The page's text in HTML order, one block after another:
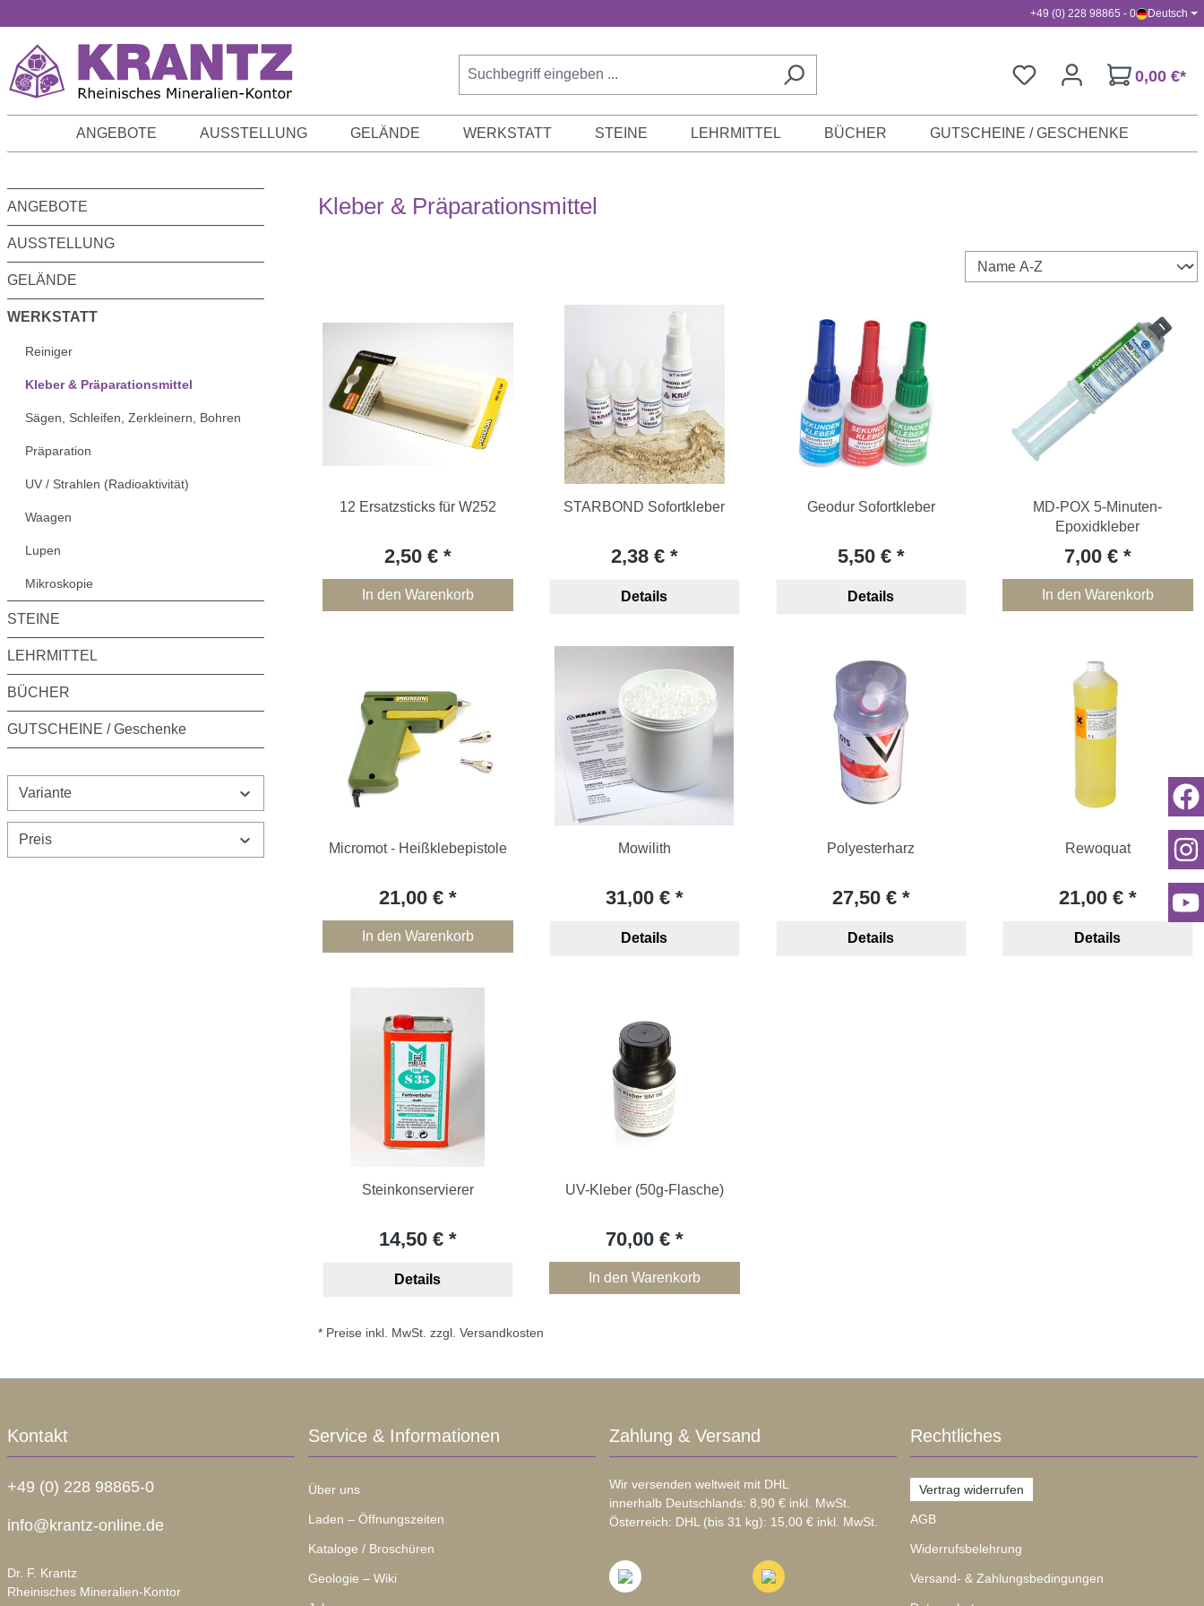
+49 (0) 228 98865 - 0 Deutsch
0,00 €*
ANGEBOTE AUSSTELLUNG GELÄNDE WERKSTATT STEINE LEHRMITTEL BÜCHER GUTSCHEINE / GESCHENKE
ANGEBOTE
AUSSTELLUNG
GELÄNDE
WERKSTATT
Reiniger
Kleber & Präparationsmittel
Sägen, Schleifen, Zerkleinern, Bohren
Präparation
UV / Strahlen (Radioaktivität)
Waagen
Lupen
Mikroskopie
STEINE
LEHRMITTEL
BÜCHER
GUTSCHEINE / Geschenke
Variante
Preis
Kleber & Präparationsmittel
12 Ersatzsticks für W252
2,50 €
In den Warenkorb
STARBOND Sofortkleber
2,38 €
Details
Geodur Sofortkleber
5,50 €
Details
MD-POX 5-Minuten-
Epoxidkleber
7,00 €
In den Warenkorb
Micromot - Heißklebepistole
21,00 €
In den Warenkorb
Mowilith
31,00 €
Details
Polyesterharz
27,50 €
Details
Rewoquat
21,00 €
Details
Steinkonservierer
14,50 €
Details
UV-Kleber (50g-Flasche)
70,00 €
In den Warenkorb
* Preise inkl. MwSt. zzgl. Versandkosten
Kontakt
+49 (0) 228 98865-0
info@krantz-online.de
Dr. F. Krantz
Rheinisches Mineralien-Kontor
Service & Informationen
Über uns
Laden – Öffnungszeiten
Kataloge / Broschüren
Geologie – Wiki
Zahlung & Versand
Wir versenden weltweit mit DHL
innerhalb Deutschlands: 8,90 € inkl. MwSt.
Österreich: DHL (bis 31 kg): 15,00 € inkl. MwSt.
Rechtliches
Vertrag widerrufen
AGB
Widerrufsbelehrung
Versand- & Zahlungsbedingungen